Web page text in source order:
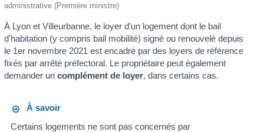
administrative (Première ministre)
À Lyon et Villeurbanne, le loyer d'un logement dont le bail
d'habitation (y compris bail mobilité) signé ou renouvelé depuis
le 1ernovembre 2021 est encadré par des loyers de référence
fixés par arrêté préfectoral. Le propriétaire peut également
demander un complément de loyer, dans certains cas.
À savoir
Certains logements ne sont pas concernés par